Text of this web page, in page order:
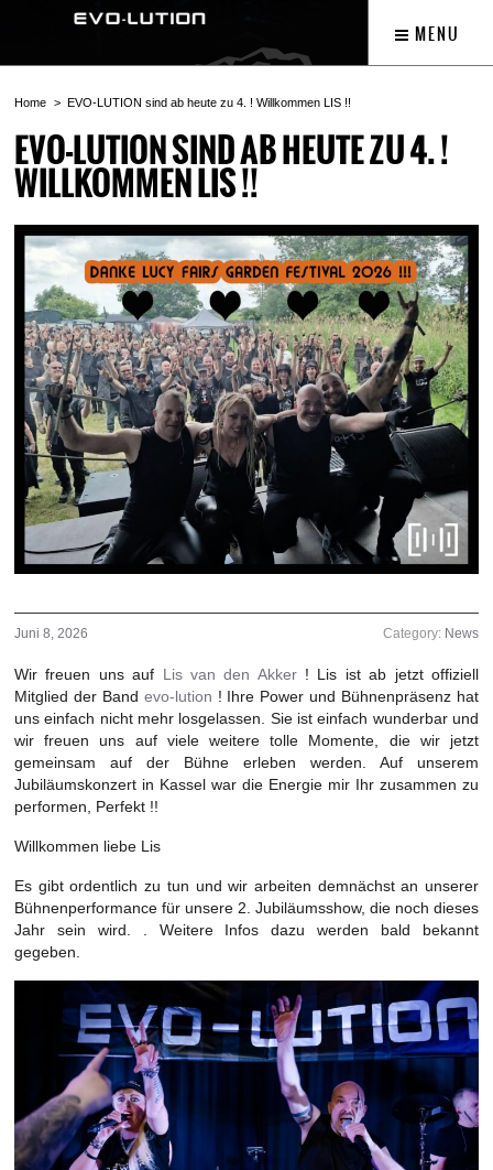
MENU
Home EVO-LUTION sind ab heute zu 4. ! Willkommen LIS !!
EVO-LUTION SIND AB HEUTE ZU 4. !
WILLKOMMEN LIS !!
Juni 8, 2026 Category: News
Wir freuen uns auf Lis van den Akker! Lis ist ab jetzt offiziell
Mitglied der Band evo-lution ! Ihre Power und Bühnenpräsenz hat
uns einfach nicht mehr losgelassen. Sie ist einfach wunderbar und
wir freuen uns auf viele weitere tolle Momente, die wir jetzt
gemeinsam auf der Bühne erleben werden. Auf unserem
Jubiläumskonzert in Kassel war die Energie mir Ihr zusammen zu
performen, Perfekt !!
Willkommen liebe Lis
Es gibt ordentlich zu tun und wir arbeiten demnächst an unserer
Bühnenperformance für unsere 2. Jubiläumsshow, die noch dieses
Jahr sein wird. . Weitere Infos dazu werden bald bekannt
gegeben.